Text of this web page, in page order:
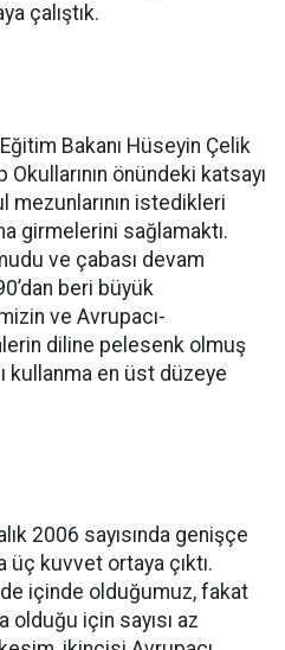
çalıştık.
Bakanı Hüseyin Çelik
önündeki katsayı
mezunlarının istedikleri
girmelerini sağlamaktı.
ve çabası devam
beri büyük
ve Avrupacı-
diline pelesenk olmuş
kullanma en üst düzeye
2006 sayısında genişçe
kuvvet ortaya çıktı.
içinde olduğumuz, fakat
olduğu için sayısı az